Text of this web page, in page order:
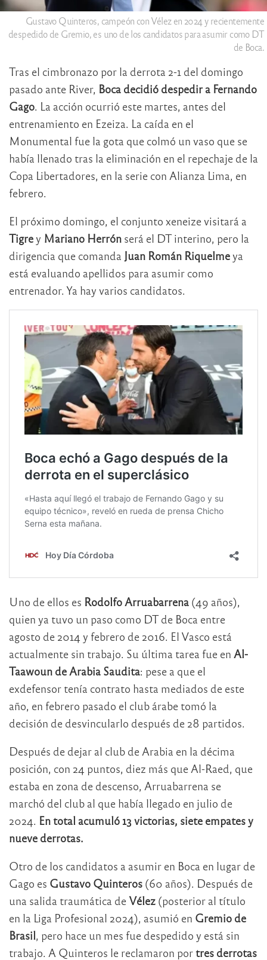
Gustavo Quinteros, campeón con Vélez en 2024 y recientemente
despedido de Gremio, es uno de los candidatos para asumir como DT
de Boca.
Tras el cimbronazo por la derrota 2-1 del domingo
pasado ante River, Boca decidió despedir a Fernando
Gago. La acción ocurrió este martes, antes del
entrenamiento en Ezeiza. La caída en el
Monumental fue la gota que colmó un vaso que se
había llenado tras la eliminación en el repechaje de la
Copa Libertadores, en la serie con Alianza Lima, en
febrero.
El próximo domingo, el conjunto xeneize visitará a
Tigrey Mariano Herrón será el DT interino, pero la
dirigencia que comanda Juan Román Riquelmeya
está evaluando apellidos para asumir como
entrenador. Ya hay varios candidatos.
Uno de ellos es Rodolfo Arruabarrena (49 años),
quien ya tuvo un paso como DT de Boca entre
agosto de 2014 y febrero de 2016. El Vasco está
actualmente sin trabajo. Su última tarea fue en Al-
Taawoun de Arabia Saudita: pese a que el
exdefensor tenía contrato hasta mediados de este
año, en febrero pasado el club árabe tomó la
decisión de desvincularlo después de 28 partidos.
Después de dejar al club de Arabia en la décima
posición, con 24 puntos, diez más que Al-Raed, que
estaba en zona de descenso, Arruabarrena se
marchó del club al que había llegado en julio de
2024. En total acumuló 13 victorias, siete empates y
nueve derrotas.
Otro de los candidatos a asumir en Boca en lugar de
Gago es Gustavo Quinteros (60 años). Después de
una salida traumática deVélez (posterior al título
en la Liga Profesional 2024), asumió en Gremio de
Brasil, pero hace un mes fue despedido y está sin
trabajo. A Quinteros le reclamaron portres derrotas